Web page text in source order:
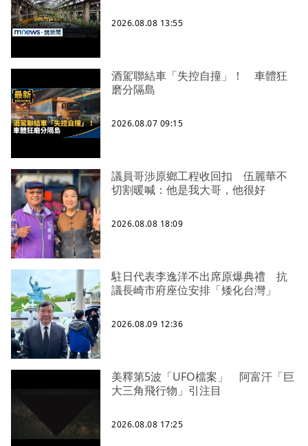
2026.08.08 13:55
酒駕聯結車「失控自撞」！ 車體狂
磨分隔島
2026.08.07 09:15
議員哥涉原鄉工程收回扣 伍麗華不
切割暖喊：他是我大哥，他很好
2026.08.08 18:09
駐日代表李逸洋不出席原爆典禮 抗
議長崎市府座位安排「矮化台灣」
2026.08.09 12:36
美釋第5波「UFO檔案」 阿富汗「巨
大三角飛行物」引注目
2026.08.08 17:25